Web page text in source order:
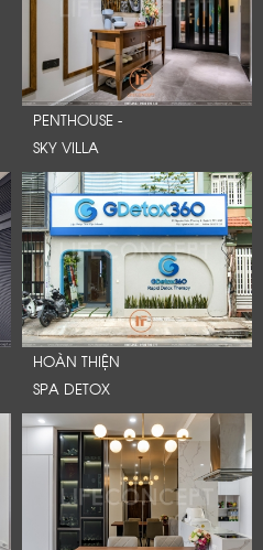
PENTHOUSE -
SKY VILLA
HOÀN THIỆN
SPA DETOX